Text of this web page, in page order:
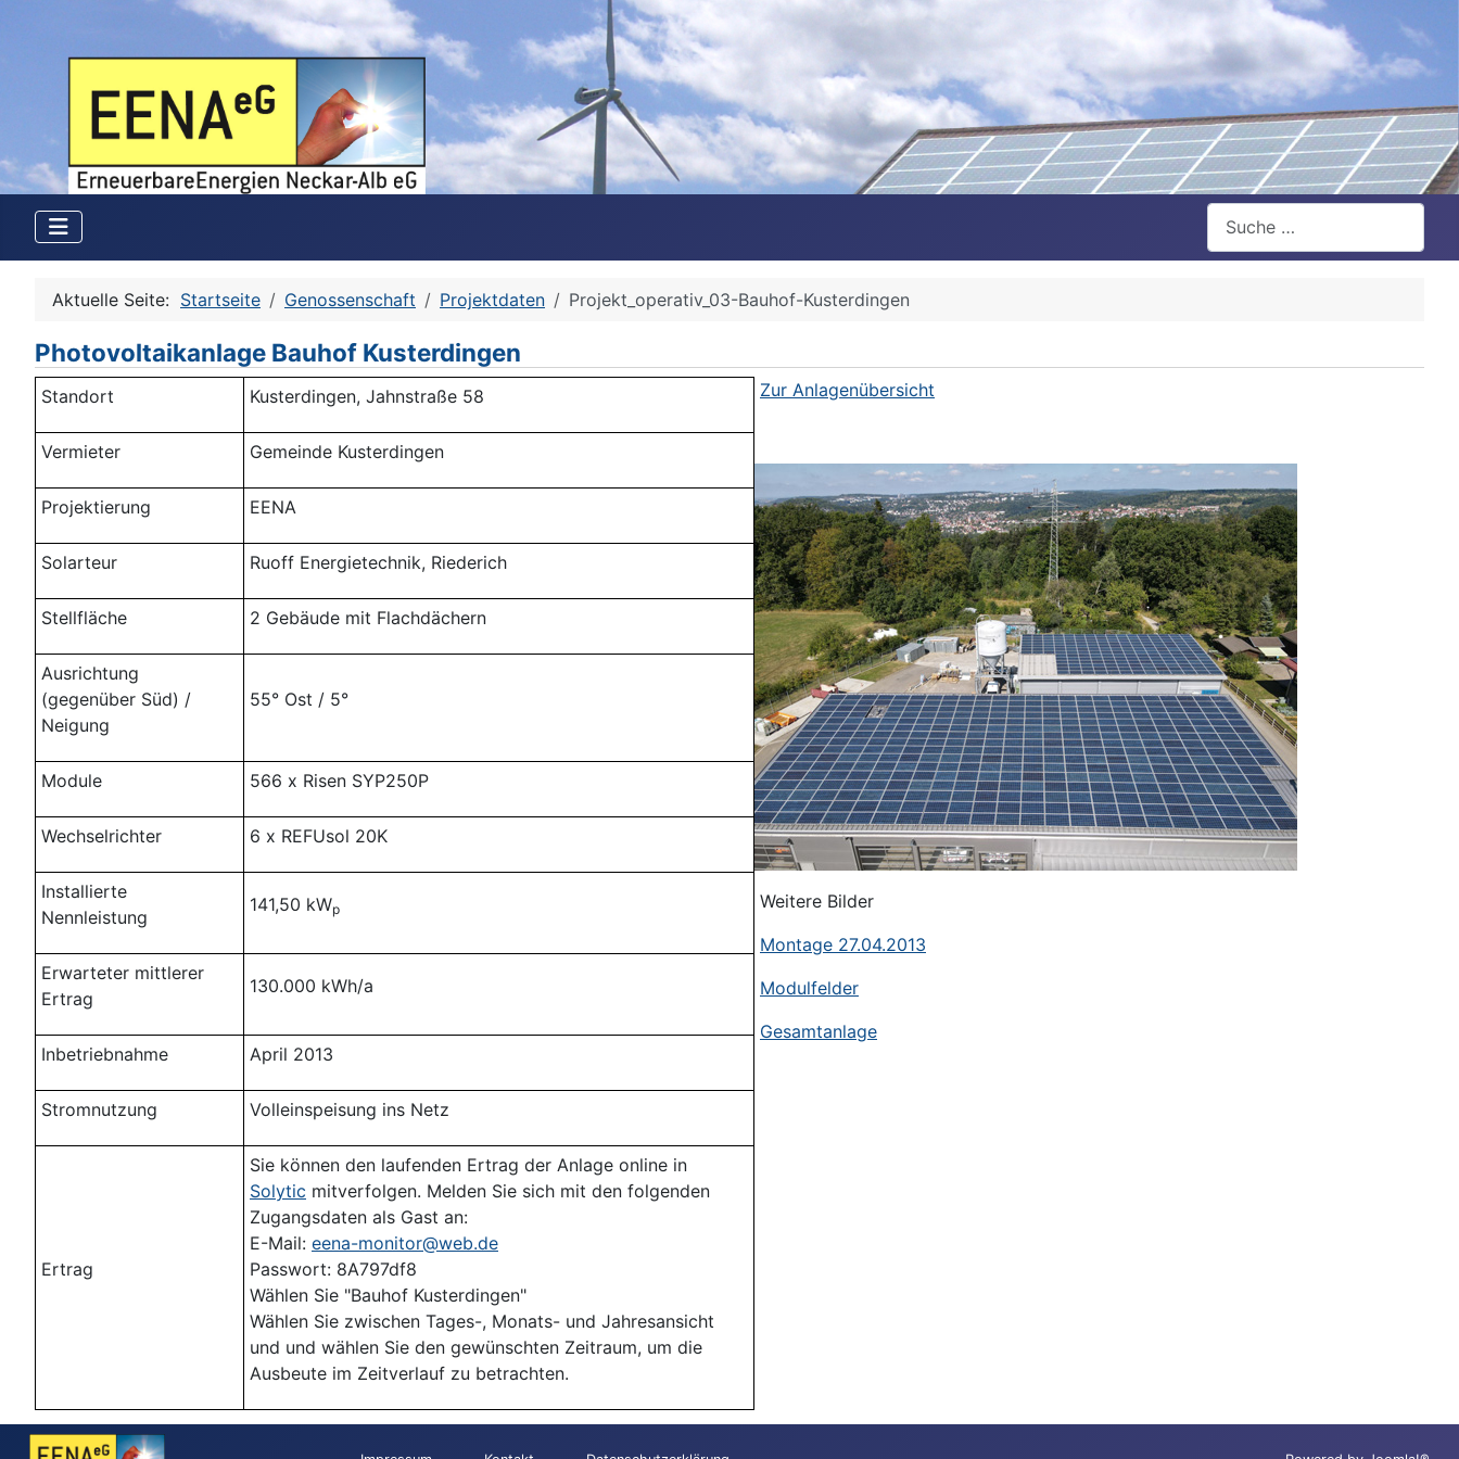
Suchen
Aktuelle Seite: Startseite Genossenschaft Projektdaten Projekt_operativ_03-Bauhof-Kusterdingen
Photovoltaikanlage Bauhof Kusterdingen
Standort Kusterdingen, Jahnstraße 58
Vermieter Gemeinde Kusterdingen
Projektierung EENA
Solarteur Ruoff Energietechnik, Riederich
Stellfläche 2 Gebäude mit Flachdächern
Ausrichtung
(gegenüber Süd) /
Neigung
55° Ost / 5°
Module 566 x Risen SYP250P
Wechselrichter 6 x REFUsol 20K
Installierte
Nennleistung
141,50 kWp
Erwarteter mittlerer
Ertrag
130.000 kWh/a
Inbetriebnahme April 2013
Stromnutzung Volleinspeisung ins Netz
Ertrag
Sie können den laufenden Ertrag der Anlage online in
Solytic mitverfolgen. Melden Sie sich mit den folgenden
Zugangsdaten als Gast an:
E-Mail: eena-monitor@web.de
Passwort: 8A797df8
Wählen Sie "Bauhof Kusterdingen"
Wählen Sie zwischen Tages-, Monats- und Jahresansicht
und und wählen Sie den gewünschten Zeitraum, um die
Ausbeute im Zeitverlauf zu betrachten.
Zur Anlagenübersicht
Weitere Bilder
Montage 27.04.2013
Modulfelder
Gesamtanlage